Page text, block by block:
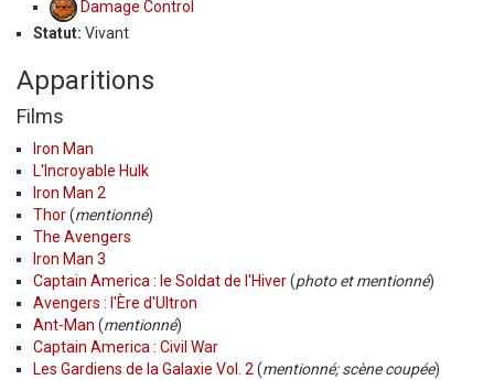
Damage Control
Statut: Vivant
Apparitions
Films
Iron Man
L'Incroyable Hulk
Iron Man 2
Thor(mentionné)
The Avengers
Iron Man 3
Captain America : le Soldat de l'Hiver(photo et mentionné)
Avengers : l'Ère d'Ultron
Ant-Man (mentionné)
Captain America : Civil War
Les Gardiens de la Galaxie Vol. 2 (mentionné; scène coupée)